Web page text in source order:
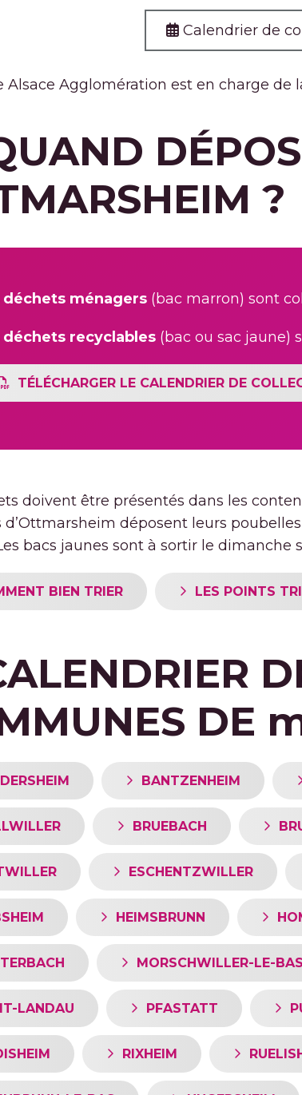
Calendrier de
Alsace Agglomération est en charge de
?
déchets ménagers (bac marron) sont
déchets recyclables (bac ou sac jaune)
TÉLÉCHARGER LE CALENDRIER DE
doivent être présentés dans les
d’Ottmarsheim déposent leurs
bacs jaunes sont à sortir le
BIEN TRIER LES POINTS TRI
DE
BANTZENHEIM
BRUEBACH
ESCHENTZWILLER
HEIMSBRUNN
MORSCHWILLER-LE-BAS
LANDAU PFASTATT
RIXHEIM